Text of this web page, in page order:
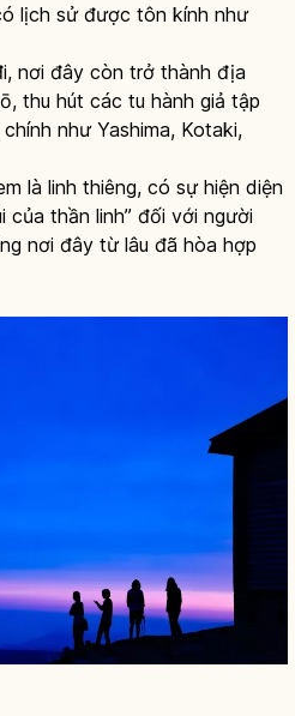
lịch sử được tôn kính như
nơi đây còn trở thành địa
thu hút các tu hành giả tập
như Yashima, Kotaki,
là linh thiêng, có sự hiện diện
của thần linh” đối với người
nơi đây từ lâu đã hòa hợp